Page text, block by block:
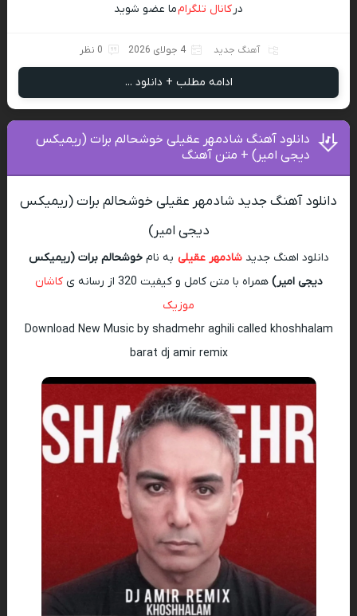
در کانال تلگرامما عضو شوید
آهنگ جدید 4 جولای 2026 0 نظر
ادامه مطلب + دانلود ...
دانلود آهنگ شادمهر عقیلی خوشحالم برات (ریمیکس
دیجی امیر) + متن آهنگ
دانلود آهنگ جدید شادمهر عقیلی خوشحالم برات (ریمیکس
دیجی امیر)
دانلود اهنگ جدیدشادمهر عقیلی به نامخوشحالم برات (ریمیکس
دیجی امیر) همراه با متن کامل و کیفیت 320 از رسانه ی
کاشان
موزیک
Download New Music by shadmehr aghili called khoshhalam
barat dj amir remix